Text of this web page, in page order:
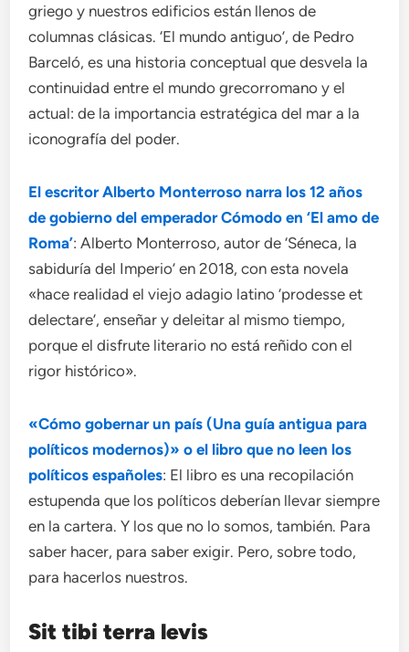
griego y nuestros edificios están llenos de
columnas clásicas. ‘El mundo antiguo’, de Pedro
Barceló, es una historia conceptual que desvela la
continuidad entre el mundo grecorromano y el
actual: de la importancia estratégica del mar a la
iconografía del poder.
El escritor Alberto Monterroso narra los 12 años
de gobierno del emperador Cómodo en ‘El amo de
Roma’: Alberto Monterroso, autor de ‘Séneca, la
sabiduría del Imperio’ en 2018, con esta novela
«hace realidad el viejo adagio latino ‘prodesse et
delectare’, enseñar y deleitar al mismo tiempo,
porque el disfrute literario no está reñido con el
rigor histórico».
«Cómo gobernar un país (Una guía antigua para
políticos modernos)» o el libro que no leen los
políticos españoles: El libro es una recopilación
estupenda que los políticos deberían llevar siempre
en la cartera. Y los que no lo somos, también. Para
saber hacer, para saber exigir. Pero, sobre todo,
para hacerlos nuestros.
Sit tibi terra levis